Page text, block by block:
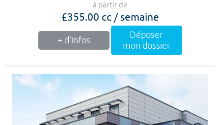
à partir de
£355.00 cc / semaine
+ d'infos
Déposer
mon dossier